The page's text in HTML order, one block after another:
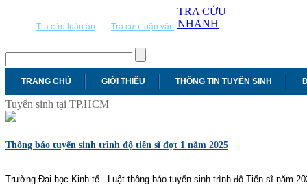
Tra cứu luận án | Tra cứu luận văn
TRA CỨU
NHANH
TRANG CHỦ GIỚI THIỆU THÔNG TIN TUYỂN SINH
Tuyển sinh tại TP.HCM
Thông báo tuyển sinh trình độ tiến sĩ đợt 1 năm 2025
Trường Đại học Kinh tế - Luật thông báo tuyển sinh trình độ Tiến sĩ năm